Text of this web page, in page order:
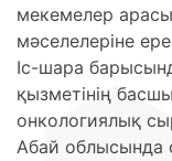
мекемелер
мәселелеріне
Іс-шара
қызметінің
онкологиялық
Абай облысында